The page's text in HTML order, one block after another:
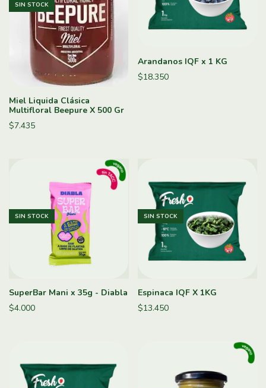
SIN STOCK
Miel Liquida Clásica
Multifloral Beepure X 500 Gr
$7.435
Arandanos IQF x 1 KG
$18.350
SIN STOCK
SuperBar Mani x 35g - Diabla
$4.000
SIN STOCK
Espinaca IQF X 1KG
$13.450